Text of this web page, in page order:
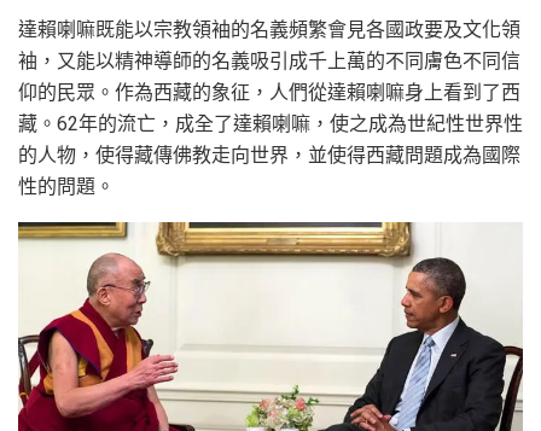
達賴喇嘛既能以宗教領袖的名義頻繁會見各國政要及文化領
袖，又能以精神導師的名義吸引成千上萬的不同膚色不同信
仰的民眾。作為西藏的象征，人們從達賴喇嘛身上看到了西
藏。62年的流亡，成全了達賴喇嘛，使之成為世紀性世界性
的人物，使得藏傳佛教走向世界，並使得西藏問題成為國際
性的問題。